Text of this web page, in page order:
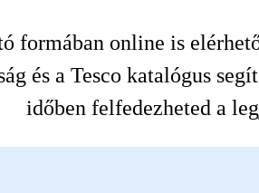
formában online is
és a Tesco katalógus
időben felfedezheted a